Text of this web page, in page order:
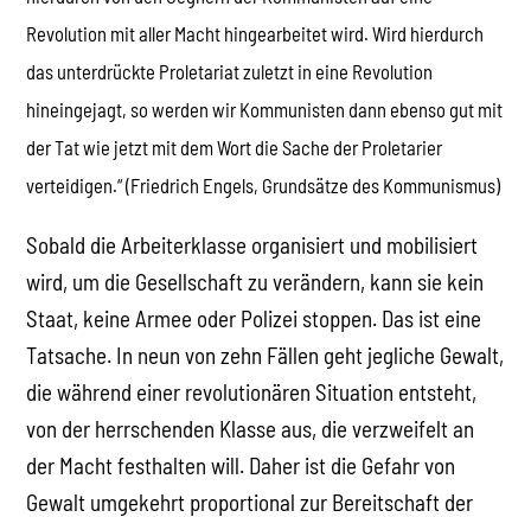
Revolution mit aller Macht hingearbeitet wird. Wird hierdurch
das unterdrückte Proletariat zuletzt in eine Revolution
hineingejagt, so werden wir Kommunisten dann ebenso gut mit
der Tat wie jetzt mit dem Wort die Sache der Proletarier
verteidigen.“ (Friedrich Engels, Grundsätze des Kommunismus)
Sobald die Arbeiterklasse organisiert und mobilisiert
wird, um die Gesellschaft zu verändern, kann sie kein
Staat, keine Armee oder Polizei stoppen. Das ist eine
Tatsache. In neun von zehn Fällen geht jegliche Gewalt,
die während einer revolutionären Situation entsteht,
von der herrschenden Klasse aus, die verzweifelt an
der Macht festhalten will. Daher ist die Gefahr von
Gewalt umgekehrt proportional zur Bereitschaft der